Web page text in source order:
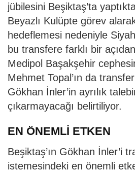
jübilesini Beşiktaş’ta
Beyazlı Kulüpte görev
hedeflemesi nedeniyle
bu transfere farklı bir
Medipol Başakşehir
Mehmet Topal’ın da
Gökhan İnler’in ayrılık
çıkarmayacağı belirtiliyor.
EN ÖNEMLİ ETKEN
Beşiktaş’ın Gökhan İnler’i
istemesindeki en önemli